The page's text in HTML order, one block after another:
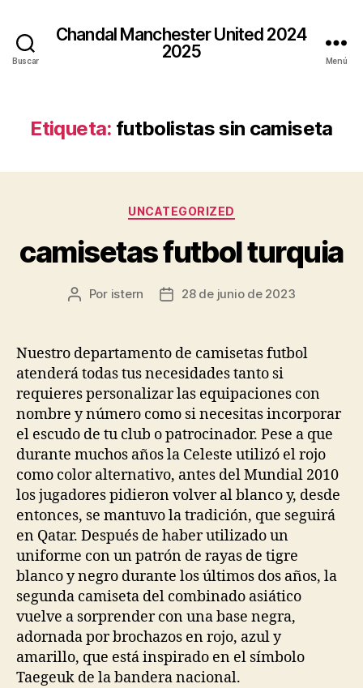
Buscar
Chandal Manchester United 2024
2025
Menú
Etiqueta: futbolistas sin camiseta
Categorías
UNCATEGORIZED
camisetas futbol turquia
Autor
entrada
Por istern
Fecha
entrada
28 de junio de 2023
Nuestro departamento de camisetas futbol
atenderá todas tus necesidades tanto si
requieres personalizar las equipaciones con
nombre y número como si necesitas incorporar
el escudo de tu club o patrocinador. Pese a que
durante muchos años la Celeste utilizó el rojo
como color alternativo, antes del Mundial 2010
los jugadores pidieron volver al blanco y, desde
entonces, se mantuvo la tradición, que seguirá
en Qatar. Después de haber utilizado un
uniforme con un patrón de rayas de tigre
blanco y negro durante los últimos dos años, la
segunda camiseta del combinado asiático
vuelve a sorprender con una base negra,
adornada por brochazos en rojo, azul y
amarillo, que está inspirado en el símbolo
Taegeuk de la bandera nacional.